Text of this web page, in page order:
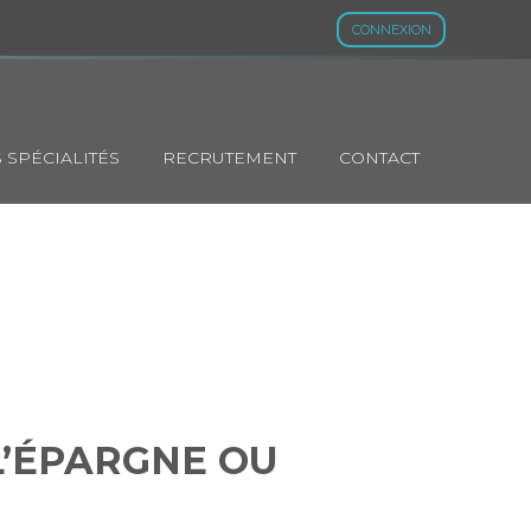
CONNEXION
SPÉCIALITÉS RECRUTEMENT CONTACT
OU